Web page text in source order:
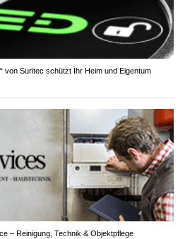
von Suritec schützt Ihr Heim und Eigentum
– Reinigung, Technik & Objektpflege